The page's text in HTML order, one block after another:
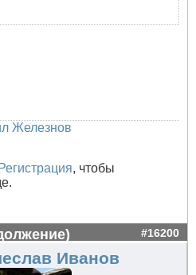
Железнов
Регистрация, чтобы
#16200
Иванов